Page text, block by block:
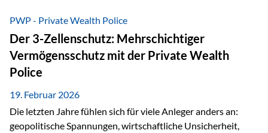
Währungen: +11,5 % Bereits 2025 war ein außergewöhnlich
starkes Jahr: +64,4 % in USD Durchschnitt über alle
Währungen: +56,6 % Langfristig zeigt sich ebenfalls ein
solides…
PWP - Private Wealth Police
Der 3-Zellenschutz: Mehrschichtiger
Vermögensschutz mit der Private Wealth
Police
19. Februar 2026
Die letzten Jahre fühlen sich für viele Anleger anders an:
geopolitische Spannungen, wirtschaftliche Unsicherheit,